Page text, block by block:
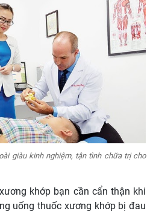
giàu kinh nghiệm, tận tình chữa trị cho
khớp bạn cần cẩn thận khi
uống thuốc xương khớp bị đau